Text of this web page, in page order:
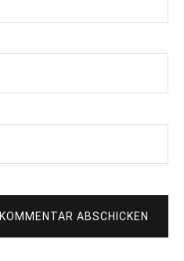
KOMMENTAR ABSCHICKEN